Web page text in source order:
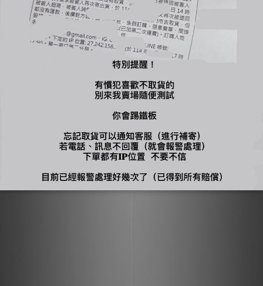
🔍【INSTAGRAM】：bjy_666
🔍【LINE 官方】：@bjy_666
您可能喜歡...